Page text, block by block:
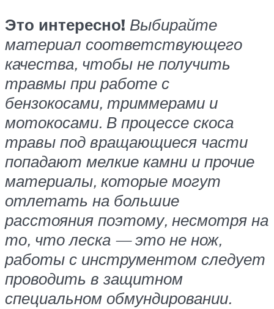
Это интересно! Выбирайте
материал соответствующего
качества, чтобы не получить
травмы при работе с
бензокосами, триммерами и
мотокосами. В процессе скоса
травы под вращающиеся части
попадают мелкие камни и прочие
материалы, которые могут
отлетать на большие
расстояния поэтому, несмотря на
то, что леска — это не нож,
работы с инструментом следует
проводить в защитном
специальном обмундировании.